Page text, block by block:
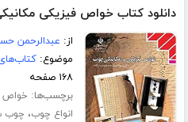
دانلود کتاب خواص فیزیکی
از: عبدالرحمن
موضوع:
۱۶۸ صفحه
برچسب‌ها:
انواع چوب، چوب